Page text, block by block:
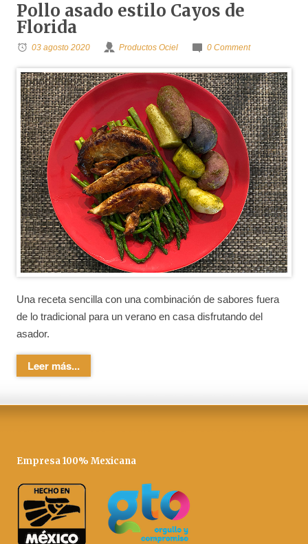
Pollo asado estilo Cayos de
Florida
03 agosto 2020 Productos Ociel 0 Comment
Una receta sencilla con una combinación de sabores fuera
de lo tradicional para un verano en casa disfrutando del
asador.
Leer más...
Empresa 100% Mexicana